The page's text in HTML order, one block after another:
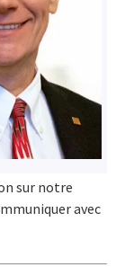
sur notre
avec